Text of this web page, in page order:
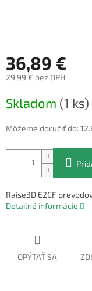
36,89 €
29,99 € bez DPH
cena:
Skladom (1 ks)
Môžeme doručiť do:
Raise3D E2CF
Detailné informácie
OPÝTAŤ SA